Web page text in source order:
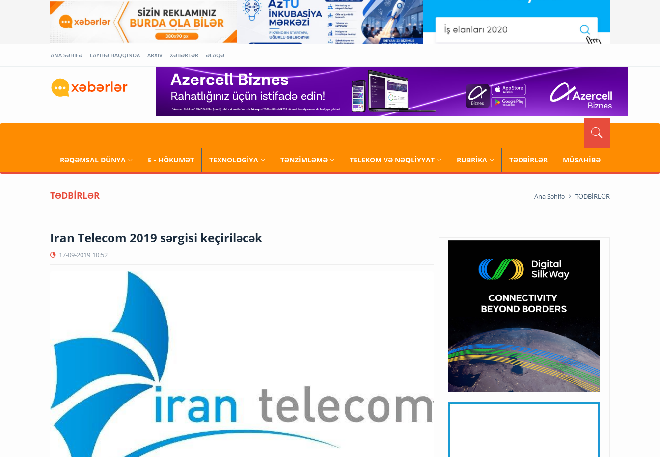
ANA SƏHİFƏ LAYİHƏ HAQQINDA ARXİV XƏBƏRLƏR ƏLAQƏ
RƏQƏMSAL DÜNYA E - HÖKUMƏT TEXNOLOGİYA TƏNZİMLƏMƏ TELEKOM VƏ NƏQLİYYAT RUBRİKA TƏDBİRLƏR MÜSAHİBƏ
TƏDBİRLƏR Ana Səhifə TƏDBİRLƏR
Iran Telecom 2019 sərgisi keçiriləcək
17-09-2019 10:52